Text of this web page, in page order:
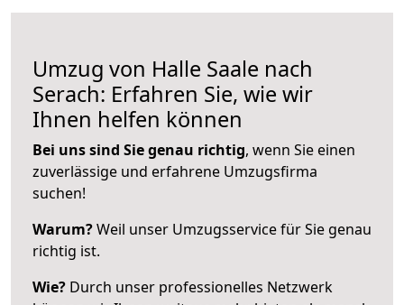
Umzug von Halle Saale nach
Serach: Erfahren Sie, wie wir
Ihnen helfen können
Bei uns sind Sie genau richtig, wenn Sie einen
zuverlässige und erfahrene Umzugsfirma
suchen!
Warum?Weil unser Umzugsservice für Sie genau
richtig ist.
Wie? Durch unser professionelles Netzwerk